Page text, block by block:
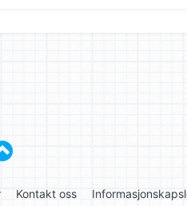
Kontakt oss